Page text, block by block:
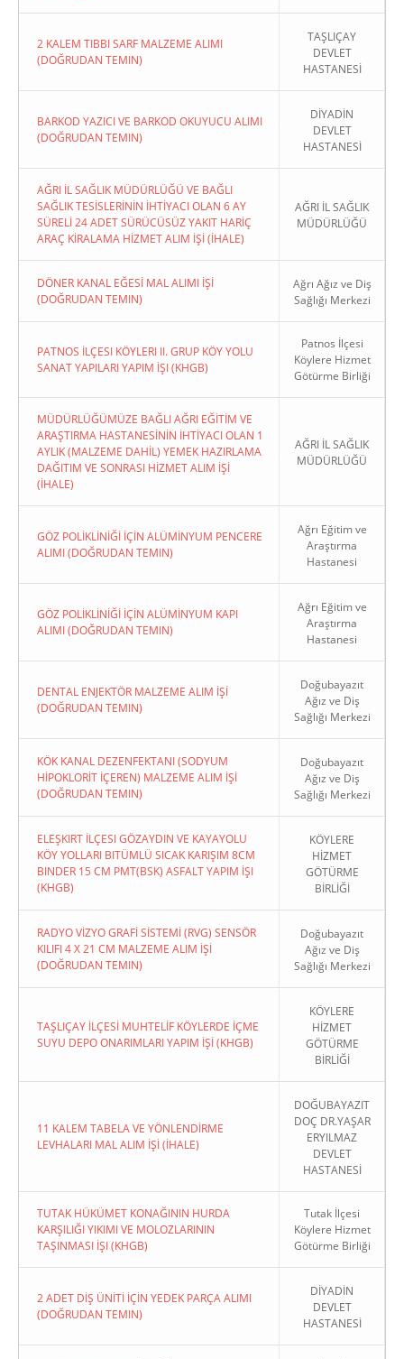
2 KALEM TIBBI SARF MALZEME ALIMI
(DOĞRUDAN TEMIN)
TAŞLIÇAY
DEVLET
HASTANESİ
BARKOD YAZICI VE BARKOD OKUYUCU ALIMI
(DOĞRUDAN TEMIN)
DİYADİN
DEVLET
HASTANESİ
AĞRI İL SAĞLIK MÜDÜRLÜĞÜ VE BAĞLI
SAĞLIK TESİSLERİNİN İHTİYACI OLAN 6 AY
SÜRELİ 24 ADET SÜRÜCÜSÜZ YAKIT HARİÇ
ARAÇ KİRALAMA HİZMET ALIM İŞİ (İHALE)
AĞRI İL SAĞLIK
MÜDÜRLÜĞÜ
DÖNER KANAL EĞESİ MAL ALIMI İŞİ
(DOĞRUDAN TEMIN)
Ağrı Ağız ve Diş
Sağlığı Merkezi
PATNOS İLÇESI KÖYLERI II. GRUP KÖY YOLU
SANAT YAPILARI YAPIM İŞI (KHGB)
Patnos İlçesi
Köylere Hizmet
Götürme Birliği
MÜDÜRLÜĞÜMÜZE BAĞLI AĞRI EĞİTİM VE
ARAŞTIRMA HASTANESİNİN İHTİYACI OLAN 1
AYLIK (MALZEME DAHİL) YEMEK HAZIRLAMA
DAĞITIM VE SONRASI HİZMET ALIM İŞİ
(İHALE)
AĞRI İL SAĞLIK
MÜDÜRLÜĞÜ
GÖZ POLİKLİNİĞİ İÇİN ALÜMİNYUM PENCERE
ALIMI (DOĞRUDAN TEMIN)
Ağrı Eğitim ve
Araştırma
Hastanesi
GÖZ POLİKLİNİĞİ İÇİN ALÜMİNYUM KAPI
ALIMI (DOĞRUDAN TEMIN)
Ağrı Eğitim ve
Araştırma
Hastanesi
DENTAL ENJEKTÖR MALZEME ALIM İŞİ
(DOĞRUDAN TEMIN)
Doğubayazıt
Ağız ve Diş
Sağlığı Merkezi
KÖK KANAL DEZENFEKTANI (SODYUM
HİPOKLORİT İÇEREN) MALZEME ALIM İŞİ
(DOĞRUDAN TEMIN)
Doğubayazıt
Ağız ve Diş
Sağlığı Merkezi
ELEŞKIRT İLÇESI GÖZAYDIN VE KAYAYOLU
KÖY YOLLARI BITÜMLÜ SICAK KARIŞIM 8CM
BINDER 15 CM PMT(BSK) ASFALT YAPIM İŞI
(KHGB)
KÖYLERE
HİZMET
GÖTÜRME
BİRLİĞİ
RADYO VİZYO GRAFİ SİSTEMİ (RVG) SENSÖR
KILIFI 4 X 21 CM MALZEME ALIM İŞİ
(DOĞRUDAN TEMIN)
Doğubayazıt
Ağız ve Diş
Sağlığı Merkezi
TAŞLIÇAY İLÇESİ MUHTELİF KÖYLERDE İÇME
SUYU DEPO ONARIMLARI YAPIM İŞİ (KHGB)
KÖYLERE
HİZMET
GÖTÜRME
BİRLİĞİ
11 KALEM TABELA VE YÖNLENDİRME
LEVHALARI MAL ALIM İŞİ (İHALE)
DOĞUBAYAZIT
DOÇ DR.YAŞAR
ERYILMAZ
DEVLET
HASTANESİ
TUTAK HÜKÜMET KONAĞININ HURDA
KARŞILIĞI YIKIMI VE MOLOZLARININ
TAŞINMASI İŞI (KHGB)
Tutak İlçesi
Köylere Hizmet
Götürme Birliği
2 ADET DİŞ ÜNİTİ İÇİN YEDEK PARÇA ALIMI
(DOĞRUDAN TEMIN)
DİYADİN
DEVLET
HASTANESİ